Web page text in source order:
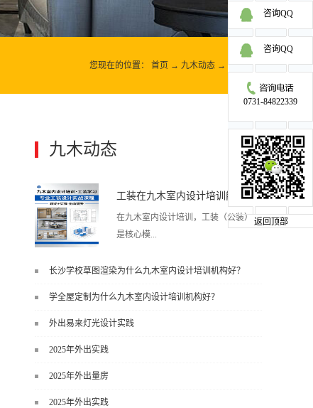
您现在的位置： 首页 → 九木动态 → 九木动态
九木动态 更多>>
工装在九木室内设计培训能学到东西吗?
在九木室内设计培训，工装（公装）
是核心模...
直接用于工作的东西，不是泛泛而
谈，而是从规范、软件、材料、施工
长沙学校草图渲染为什么九木室内设计培训机构好？
学全屋定制为什么九木室内设计培训机构好？
外出易来灯光设计实践
2025年外出实践
2025年外出量房
2025年外出实践
咨询QQ
咨询QQ
0731-84822339
返回顶部